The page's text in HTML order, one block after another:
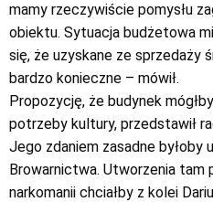
mamy rzeczywiście pomysłu
obiektu. Sytuacja budżetowa
się, że uzyskane ze sprzedaży
bardzo konieczne – mówił.
Propozycję, że budynek
potrzeby kultury, przedstawił
Jego zdaniem zasadne
Browarnictwa. Utworzenia tam
narkomanii chciałby z kolei